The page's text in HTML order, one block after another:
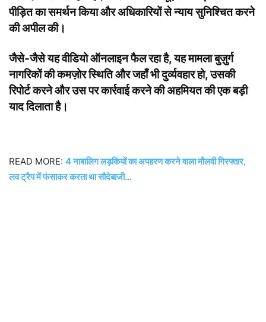
पीड़ित का समर्थन किया और अधिकारियों से न्याय सुनिश्चित करने
की अपील की।
जैसे-जैसे यह वीडियो ऑनलाइन फैल रहा है, यह मामला बुज़ुर्ग
नागरिकों की कमज़ोर स्थिति और जहाँ भी दुर्व्यवहार हो, उसकी
रिपोर्ट करने और उस पर कार्रवाई करने की अहमियत की एक बड़ी
याद दिलाता है।
READ MORE: 4 नाबालिग लड़कियों का अपहरण करने वाला मौलवी गिरफ्तार,
लव ट्रैप में फंसाकर करता था सौदेबाजी…